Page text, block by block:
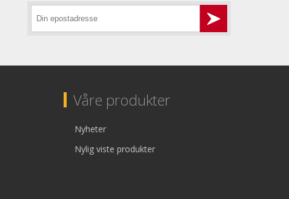
Våre produkter
Nyheter
Nylig viste produkter